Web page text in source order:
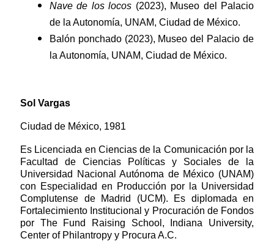
Nave de los locos (2023), Museo del Palacio
de la Autonomía, UNAM, Ciudad de México.
Balón ponchado (2023), Museo del Palacio de
la Autonomía, UNAM, Ciudad de México.
Sol Vargas
Ciudad de México, 1981
Es Licenciada en Ciencias de la Comunicación por la
Facultad de Ciencias Políticas y Sociales de la
Universidad Nacional Autónoma de México (UNAM)
con Especialidad en Producción por la Universidad
Complutense de Madrid (UCM). Es diplomada en
Fortalecimiento Institucional y Procuración de Fondos
por The Fund Raising School, Indiana University,
Center of Philantropy y Procura A.C.